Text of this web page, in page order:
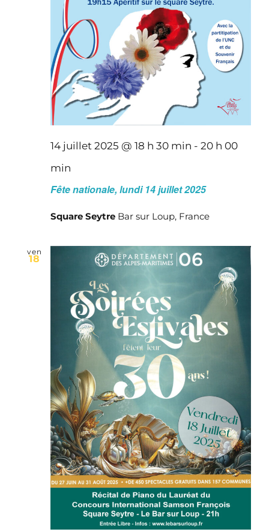
14 juillet 2025 @ 18 h 30 min - 20 h 00
min
Fête nationale, lundi 14 juillet 2025
Square Seytre Bar sur Loup, France
ven
18